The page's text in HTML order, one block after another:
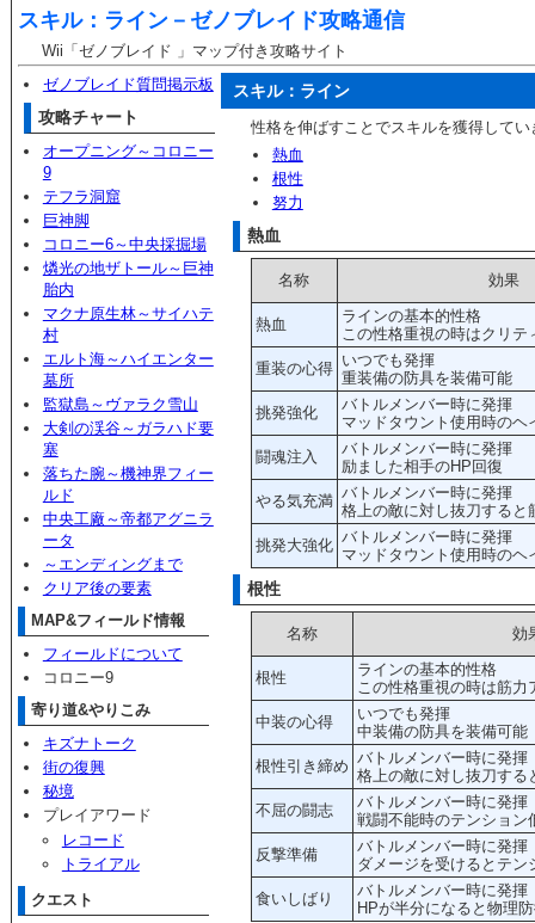
スキル：ライン－ ゼノブレイド攻略通信
Wii「ゼノブレイド 」マップ付き攻略サイト
スキル：ライン
性格を伸ばすことでスキルを獲得してい
熱血
根性
努力
熱血
名称 効果
熱血
ラインの基本的性格
この性格重視の時はクリテ
重装の心得 いつでも発揮
重装備の防具を装備可能
挑発強化
バトルメンバー時に発揮
マッドタウント使用時のヘ
闘魂注入
バトルメンバー時に発揮
励ました相手のHP回復
やる気充満 バトルメンバー時に発揮
格上の敵に対し抜刀すると
挑発大強化 バトルメンバー時に発揮
マッドタウント使用時のヘ
根性
名称 効
根性
ラインの基本的性格
この性格重視の時は筋力
中装の心得
いつでも発揮
中装備の防具を装備可能
根性引き締め バトルメンバー時に発揮
格上の敵に対し抜刀する
不屈の闘志
バトルメンバー時に発揮
戦闘不能時のテンション
反撃準備
バトルメンバー時に発揮
ダメージを受けるとテン
食いしばり
バトルメンバー時に発揮
HPが半分になると物理
ゼノブレイド質問掲示板
攻略チャート
オープニング～コロニー
9
テフラ洞窟
巨神脚
コロニー6～中央採掘場
燐光の地ザトール～巨神
胎内
マクナ原生林～サイハテ
村
エルト海～ハイエンター
墓所
監獄島～ヴァラク雪山
大剣の渓谷～ガラハド要
塞
落ちた腕～機神界フィー
ルド
中央工廠～帝都アグニラ
ータ
～エンディングまで
クリア後の要素
MAP&フィールド情報
フィールドについて
コロニー9
寄り道&やりこみ
キズナトーク
街の復興
秘境
プレイアワード
レコード
トライアル
クエスト